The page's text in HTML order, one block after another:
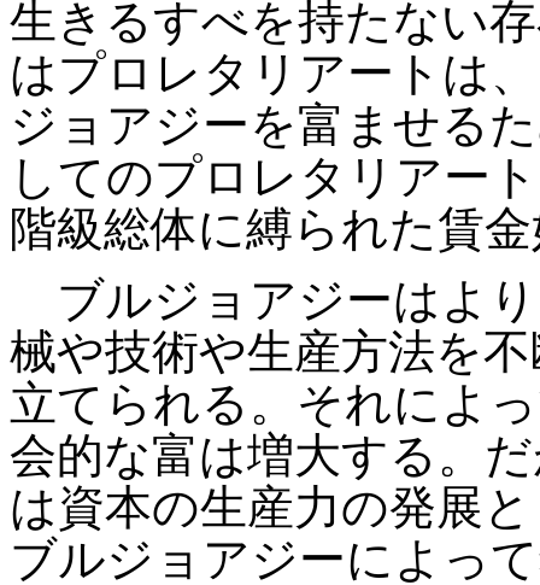
生きるすべを持たない
はプロレタリアートは
ジョアジーを富ませる
してのプロレタリアー
階級総体に縛られた賃
ブルジョアジーはよ
械や技術や生産方法を
立てられる。それによ
会的な富は増大する。
は資本の生産力の発展
ブルジョアジーによっ